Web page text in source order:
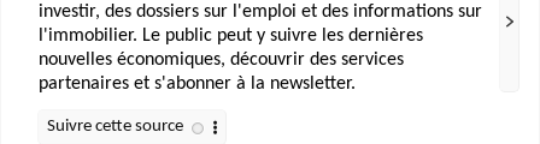
investir, des dossiers sur l'emploi et des informations sur
l'immobilier. Le public peut y suivre les dernières
nouvelles économiques, découvrir des services
partenaires et s'abonner à la newsletter.